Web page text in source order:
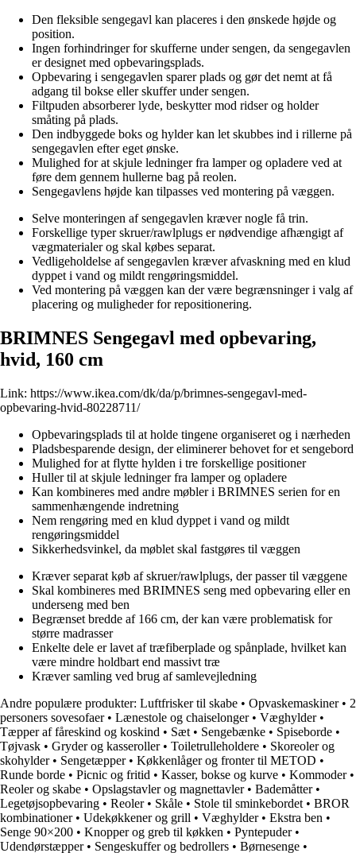
Den fleksible sengegavl kan placeres i den ønskede højde og
position.
Ingen forhindringer for skufferne under sengen, da sengegavlen
er designet med opbevaringsplads.
Opbevaring i sengegavlen sparer plads og gør det nemt at få
adgang til bokse eller skuffer under sengen.
Filtpuden absorberer lyde, beskytter mod ridser og holder
småting på plads.
Den indbyggede boks og hylder kan let skubbes ind i rillerne på
sengegavlen efter eget ønske.
Mulighed for at skjule ledninger fra lamper og opladere ved at
føre dem gennem hullerne bag på reolen.
Sengegavlens højde kan tilpasses ved montering på væggen.
Selve monteringen af sengegavlen kræver nogle få trin.
Forskellige typer skruer/rawlplugs er nødvendige afhængigt af
vægmaterialer og skal købes separat.
Vedligeholdelse af sengegavlen kræver afvaskning med en klud
dyppet i vand og mildt rengøringsmiddel.
Ved montering på væggen kan der være begrænsninger i valg af
placering og muligheder for repositionering.
BRIMNES Sengegavl med opbevaring,
hvid, 160 cm
Link: https://www.ikea.com/dk/da/p/brimnes-sengegavl-med-
opbevaring-hvid-80228711/
Opbevaringsplads til at holde tingene organiseret og i nærheden
Pladsbesparende design, der eliminerer behovet for et sengebord
Mulighed for at flytte hylden i tre forskellige positioner
Huller til at skjule ledninger fra lamper og opladere
Kan kombineres med andre møbler i BRIMNES serien for en
sammenhængende indretning
Nem rengøring med en klud dyppet i vand og mildt
rengøringsmiddel
Sikkerhedsvinkel, da møblet skal fastgøres til væggen
Kræver separat køb af skruer/rawlplugs, der passer til væggene
Skal kombineres med BRIMNES seng med opbevaring eller en
underseng med ben
Begrænset bredde af 166 cm, der kan være problematisk for
større madrasser
Enkelte dele er lavet af træfiberplade og spånplade, hvilket kan
være mindre holdbart end massivt træ
Kræver samling ved brug af samlevejledning
Andre populære produkter: Luftfrisker til skabe • Opvaskemaskiner• 2
personers sovesofaer• Lænestole og chaiselonger• Væghylder•
Tæpper af fåreskind og koskind • Sæt • Sengebænke • Spiseborde •
Tøjvask • Gryder og kasseroller• Toiletrulleholdere • Skoreoler og
skohylder• Sengetæpper• Køkkenlåger og fronter til METOD •
Runde borde • Picnic og fritid • Kasser, bokse og kurve • Kommoder•
Reoler og skabe • Opslagstavler og magnettavler• Bademåtter•
Legetøjsopbevaring • Reoler• Skåle • Stole til sminkebordet • BROR
kombinationer• Udekøkkener og grill • Væghylder• Ekstra ben •
Senge 90×200 • Knopper og greb til køkken • Pyntepuder•
Udendørstæpper• Sengeskuffer og bedrollers • Børnesenge •